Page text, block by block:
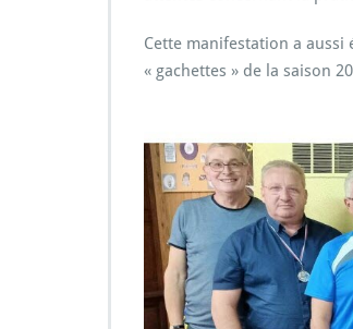
Cette manifestation a aussi
« gachettes » de la saison